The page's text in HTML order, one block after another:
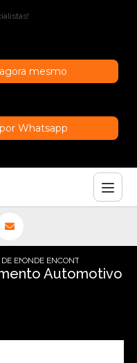
mesmo
Whatsapp
DE ENVELOPAMENTO
ONDE ENCONTRO
Automotivo